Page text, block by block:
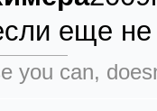
еще
you can,